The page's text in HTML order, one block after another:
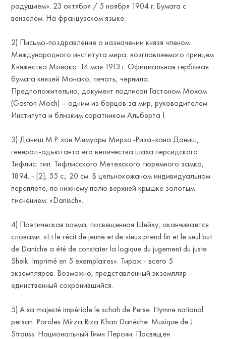
радушием». 23 октября / 5 ноября 1904 г. Бумага с
вензелем. На французском языке.
2) Письмо-поздравление о назначении князя членом
Международного института мира, возглавляемого принцем
Княжества Монако. 14 мая 1913 г. Официальная гербовая
бумага князей Монако, печать, чернила.
Предположительно, документ подписан Гастоном Мохом
(Gaston Moch) – одним из борцов за мир, руководителем
Института и близким соратником Альберта I.
3) Даниш М.Р. хан Мемуары Мирза-Риза-хана Даниш,
генерал-адъютанта его величества шаха персидского.
Тифлис: тип. Тифлисского Метехского тюремного замка,
1894. - [2], 55 с.; 20 см. В цельнокожаном индивидуальном
переплете, по нижнему полю верхней крышке золотым
тиснением: «Danisсh».
4) Поэтическая поэма, посвященная Шейху, оканчивается
словами. «Et le récit de jeune et de vieux prend fin et le seul but
de Daniche a été de constater la logique du jugement du juste
Sheik. Imprimé en 5 exemplaires». Тираж - всего 5
экземпляров. Возможно, представленный экземпляр –
единственный сохранившийся.
5) A sa majesté impériale le schah de Perse. Hymne national
persan. Paroles Mirza Riza Khan Danéche. Musique de J.
Strauss. Национальный Гимн Персии. Посвящен